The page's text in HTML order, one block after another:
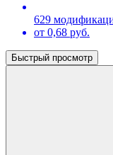
629
от 0,68 руб.
Быстрый просмотр